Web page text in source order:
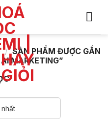
/ SẢN PHẨM ĐƯỢC GẮN
MARKETING”